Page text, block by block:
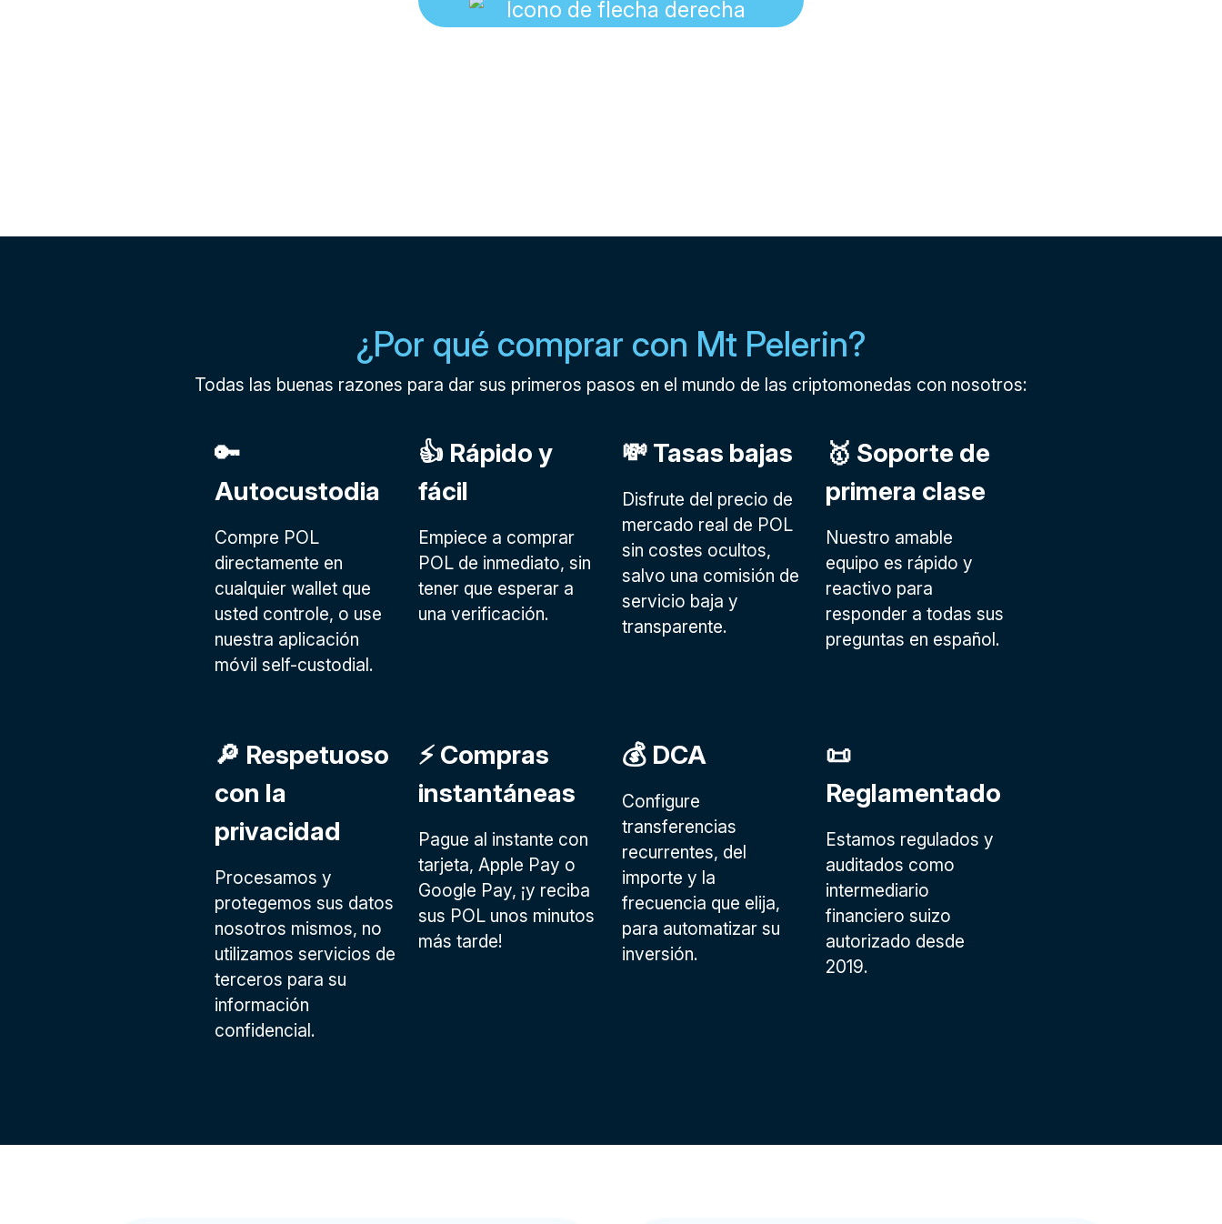
¿Por qué comprar con Mt Pelerin?
Todas las buenas razones para dar sus primeros pasos en el mundo de las criptomonedas con nosotros:
🔑
Autocustodia
Compre POL
directamente en
cualquier wallet que
usted controle, o use
nuestra aplicación
móvil self-custodial.
👍 Rápido y
fácil
Empiece a comprar
POL de inmediato, sin
tener que esperar a
una verificación.
💸 Tasas bajas
Disfrute del precio de
mercado real de POL
sin costes ocultos,
salvo una comisión de
servicio baja y
transparente.
🥇 Soporte de
primera clase
Nuestro amable
equipo es rápido y
reactivo para
responder a todas sus
preguntas en español.
🔎 Respetuoso
con la
privacidad
Procesamos y
protegemos sus datos
nosotros mismos, no
utilizamos servicios de
terceros para su
información
confidencial.
⚡️ Compras
instantáneas
Pague al instante con
tarjeta, Apple Pay o
Google Pay, ¡y reciba
sus POL unos minutos
más tarde!
💰 DCA
Configure
transferencias
recurrentes, del
importe y la
frecuencia que elija,
para automatizar su
inversión.
📜
Reglamentado
Estamos regulados y
auditados como
intermediario
financiero suizo
autorizado desde
2019.